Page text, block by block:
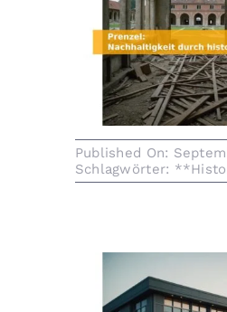
Prenzel:
historische
Published On:
Schlagwörter: